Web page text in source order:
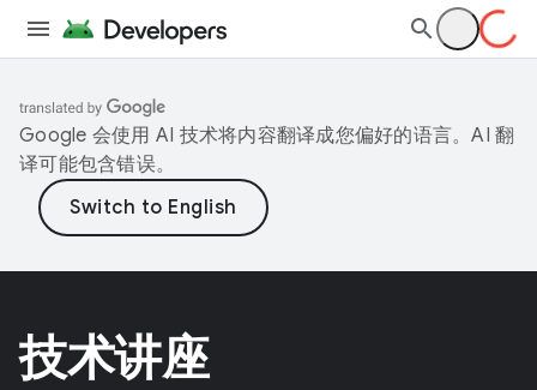
Google 会使用 AI 技术将内容翻译成您偏好的语言。AI 翻
译可能包含错误。
技术讲座